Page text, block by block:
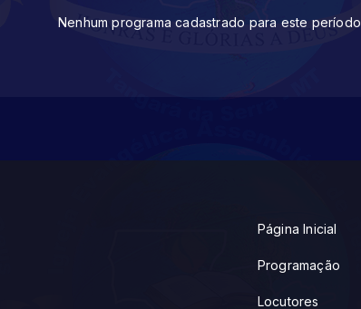
Nenhum programa cadastrado para este período
Página Inicial
Programação
Locutores